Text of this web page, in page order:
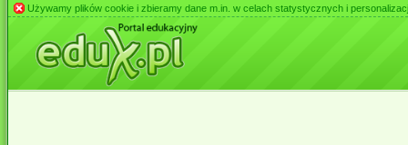
Używamy plików cookie i zbieramy dane m.in. w celach statystycznych i